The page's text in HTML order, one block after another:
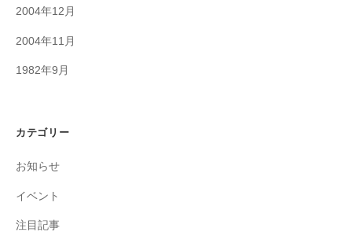
2004年12月
2004年11月
1982年9月
カテゴリー
お知らせ
イベント
注目記事